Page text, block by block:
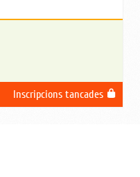
Inscripcions tancades